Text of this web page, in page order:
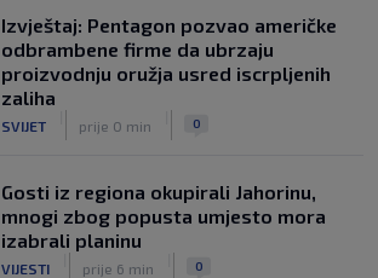
nasrnuo na gostujuće fudbalere
(VIDEO)
NOGOMET
|
8. aug.
| 0
Izvještaj: Pentagon pozvao američke
odbrambene firme da ubrzaju
proizvodnju oružja usred iscrpljenih
zaliha
SVIJET prije 0 min 0
Gosti iz regiona okupirali Jahorinu,
mnogi zbog popusta umjesto mora
izabrali planinu
VIJESTI prije 6 min 0